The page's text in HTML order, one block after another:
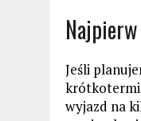
Jeśli
wyjazd na